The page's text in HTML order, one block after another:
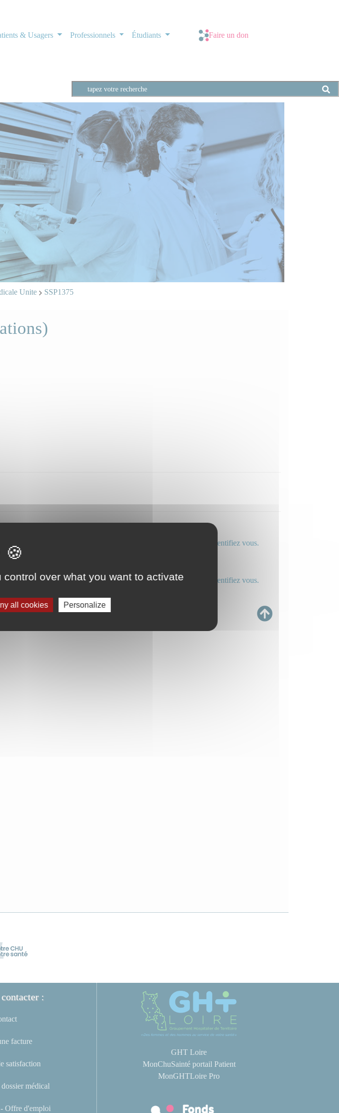
& Usagers Professionnels Étudiants Faire un don
Unite SSP1375
vous.
Mail et ligne directe : professionnels, identifiez vous.
vous.
Mail et ligne directe : professionnels, identifiez vous.
:
facture
satisfaction
médical
Offre d'emploi
GHT Loire
MonChuSainté portail Patient
MonGHTLoire Pro
over what you want to activate
all cookies Personalize